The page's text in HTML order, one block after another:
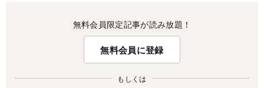
無料会員限定記事が読み放題！
無料会員に登録
もしくは